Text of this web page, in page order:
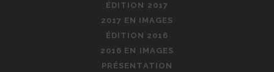
ÉDITION 2017
2017 EN IMAGES
ÉDITION 2016
2016 EN IMAGES
PRÉSENTATION